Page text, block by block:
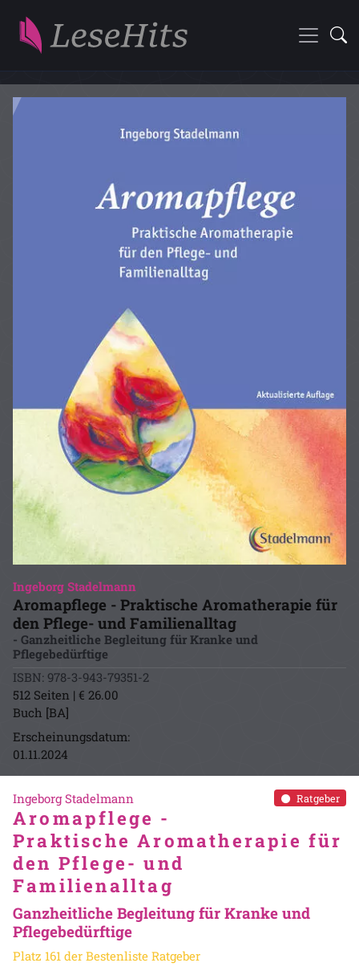
Ingeborg Stadelmann
Aromapflege - Praktische Aromatherapie für
den Pflege- und Familienalltag
- Ganzheitliche Begleitung für Kranke und
Pflegebedürftige
ISBN: 978-3-943-79351-2
512 Seiten | € 26.00
Buch [BA]
Erscheinungsdatum:
01.11.2024
Ratgeber
Ingeborg Stadelmann
Aromapflege -
Praktische Aromatherapie für
den Pflege- und
Familienalltag
Ganzheitliche Begleitung für Kranke und
Pflegebedürftige
Platz 161 der Bestenliste Ratgeber